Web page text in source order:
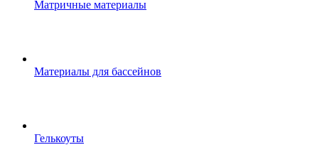
Матричные материалы
Материалы для бассейнов
Гелькоуты